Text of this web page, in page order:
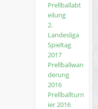
Prellballabt
eilung
2.
Landesliga
Spieltag
2017
Prellballwan
derung
2016
Prellballturn
ier 2016